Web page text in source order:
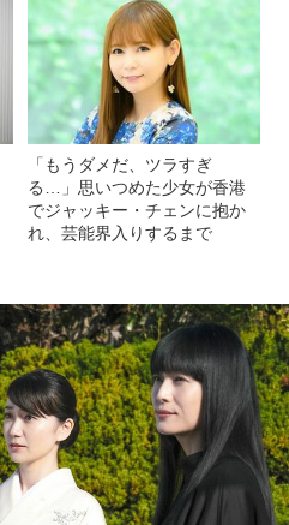
「もうダメだ、ツラすぎ
る…」思いつめた少女が香港
でジャッキー・チェンに抱か
れ、芸能界入りするまで